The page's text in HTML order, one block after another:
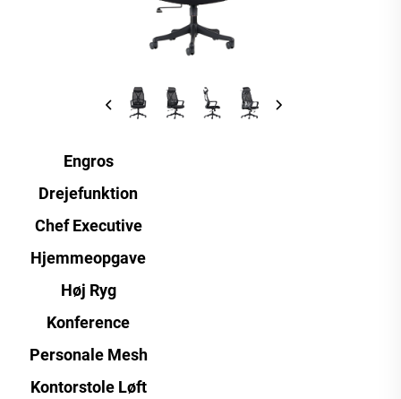
Engros
Drejefunktion
Chef Executive
Hjemmeopgave
Høj Ryg
Konference
Personale Mesh
Kontorstole Løft